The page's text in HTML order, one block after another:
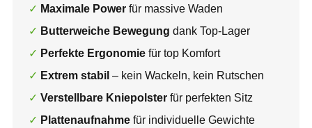
Maximale Powerfür massive Waden
Butterweiche Bewegung dank Top-Lager
Perfekte Ergonomiefür top Komfort
Extrem stabil – kein Wackeln, kein Rutschen
Verstellbare Kniepolsterfür perfekten Sitz
Plattenaufnahmefür individuelle Gewichte